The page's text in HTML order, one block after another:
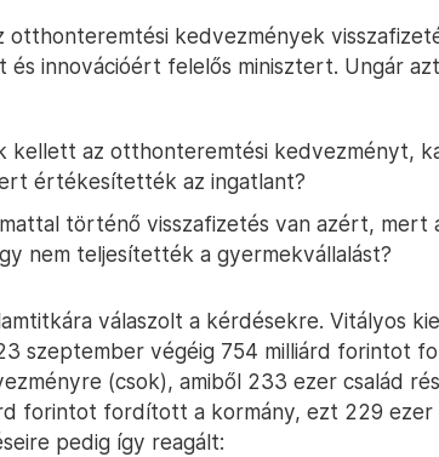
otthonteremtési kedvezmények
és innovációért felelős minisztert. Ungár
kellett az otthonteremtési kedvezményt,
értékesítették az ingatlant?
történő visszafizetés van azért, mert
nem teljesítették a gyermekvállalást?
válaszolt a kérdésekre. Vitályos
szeptember végéig 754 milliárd forintot
(csok), amiből 233 ezer család
forintot fordított a kormány, ezt 229 ezer
pedig így reagált: